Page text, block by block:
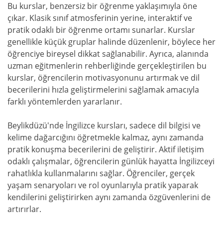
Bu kurslar, benzersiz bir öğrenme yaklaşımıyla öne
çıkar. Klasik sınıf atmosferinin yerine, interaktif ve
pratik odaklı bir öğrenme ortamı sunarlar. Kurslar
genellikle küçük gruplar halinde düzenlenir, böylece her
öğrenciye bireysel dikkat sağlanabilir. Ayrıca, alanında
uzman eğitmenlerin rehberliğinde gerçekleştirilen bu
kurslar, öğrencilerin motivasyonunu artırmak ve dil
becerilerini hızla geliştirmelerini sağlamak amacıyla
farklı yöntemlerden yararlanır.
Beylikdüzü'nde İngilizce kursları, sadece dil bilgisi ve
kelime dağarcığını öğretmekle kalmaz, aynı zamanda
pratik konuşma becerilerini de geliştirir. Aktif iletişim
odaklı çalışmalar, öğrencilerin günlük hayatta İngilizceyi
rahatlıkla kullanmalarını sağlar. Öğrenciler, gerçek
yaşam senaryoları ve rol oyunlarıyla pratik yaparak
kendilerini geliştirirken aynı zamanda özgüvenlerini de
artırırlar.